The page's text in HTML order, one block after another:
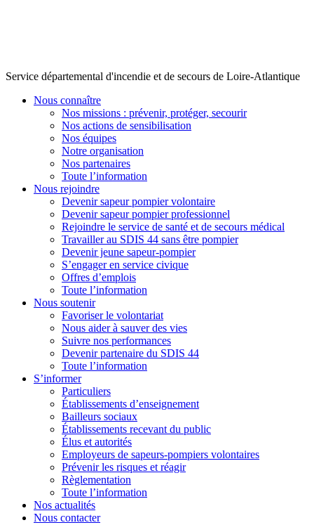
Service départemental d'incendie et de secours de Loire-Atlantique
Nous connaître
Nos missions : prévenir, protéger, secourir
Nos actions de sensibilisation
Nos équipes
Notre organisation
Nos partenaires
Toute l’information
Nous rejoindre
Devenir sapeur pompier volontaire
Devenir sapeur pompier professionnel
Rejoindre le service de santé et de secours médical
Travailler au SDIS 44 sans être pompier
Devenir jeune sapeur-pompier
S’engager en service civique
Offres d’emplois
Toute l’information
Nous soutenir
Favoriser le volontariat
Nous aider à sauver des vies
Suivre nos performances
Devenir partenaire du SDIS 44
Toute l’information
S’informer
Particuliers
Établissements d’enseignement
Bailleurs sociaux
Établissements recevant du public
Élus et autorités
Employeurs de sapeurs-pompiers volontaires
Prévenir les risques et réagir
Règlementation
Toute l’information
Nos actualités
Nous contacter